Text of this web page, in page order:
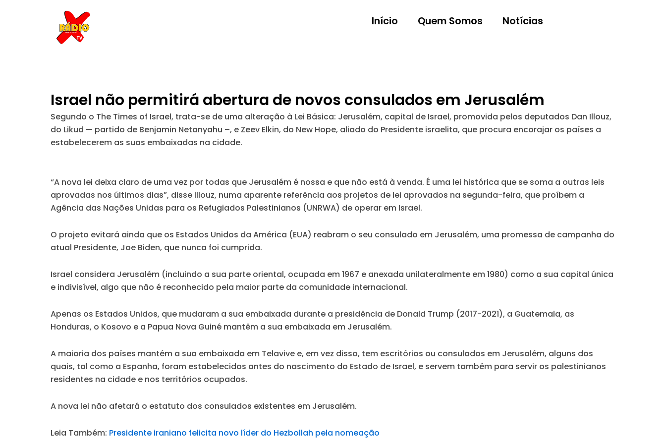
Início Quem Somos Notícias
Israel não permitirá abertura de novos consulados em Jerusalém
Segundo o The Times of Israel, trata-se de uma alteração à Lei Básica: Jerusalém, capital de Israel, promovida pelos deputados Dan Illouz,
do Likud — partido de Benjamin Netanyahu –, e Zeev Elkin, do New Hope, aliado do Presidente israelita, que procura encorajar os países a
estabelecerem as suas embaixadas na cidade.
“A nova lei deixa claro de uma vez por todas que Jerusalém é nossa e que não está à venda. É uma lei histórica que se soma a outras leis
aprovadas nos últimos dias”, disse Illouz, numa aparente referência aos projetos de lei aprovados na segunda-feira, que proíbem a
Agência das Nações Unidas para os Refugiados Palestinianos (UNRWA) de operar em Israel.
O projeto evitará ainda que os Estados Unidos da América (EUA) reabram o seu consulado em Jerusalém, uma promessa de campanha do
atual Presidente, Joe Biden, que nunca foi cumprida.
Israel considera Jerusalém (incluindo a sua parte oriental, ocupada em 1967 e anexada unilateralmente em 1980) como a sua capital única
e indivisível, algo que não é reconhecido pela maior parte da comunidade internacional.
Apenas os Estados Unidos, que mudaram a sua embaixada durante a presidência de Donald Trump (2017-2021), a Guatemala, as
Honduras, o Kosovo e a Papua Nova Guiné mantêm a sua embaixada em Jerusalém.
A maioria dos países mantém a sua embaixada em Telavive e, em vez disso, tem escritórios ou consulados em Jerusalém, alguns dos
quais, tal como a Espanha, foram estabelecidos antes do nascimento do Estado de Israel, e servem também para servir os palestinianos
residentes na cidade e nos territórios ocupados.
A nova lei não afetará o estatuto dos consulados existentes em Jerusalém.
Leia Também: Presidente iraniano felicita novo líder do Hezbollah pela nomeação